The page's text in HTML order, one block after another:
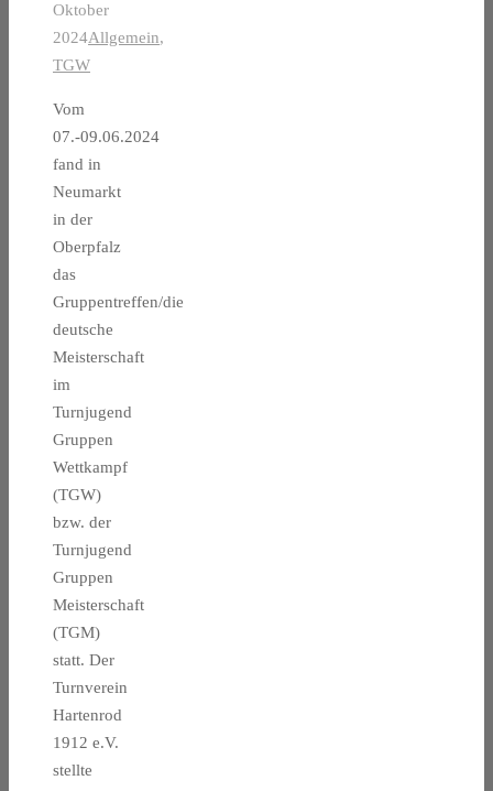
Oktober
2024Allgemein,
TGW
Vom
07.-09.06.2024
fand in
Neumarkt
in der
Oberpfalz
das
Gruppentreffen/die
deutsche
Meisterschaft
im
Turnjugend
Gruppen
Wettkampf
(TGW)
bzw. der
Turnjugend
Gruppen
Meisterschaft
(TGM)
statt. Der
Turnverein
Hartenrod
1912 e.V.
stellte